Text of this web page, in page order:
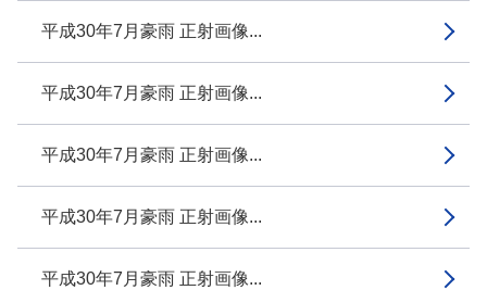
平成30年7月豪雨 正射画像...
平成30年7月豪雨 正射画像...
平成30年7月豪雨 正射画像...
平成30年7月豪雨 正射画像...
平成30年7月豪雨 正射画像...